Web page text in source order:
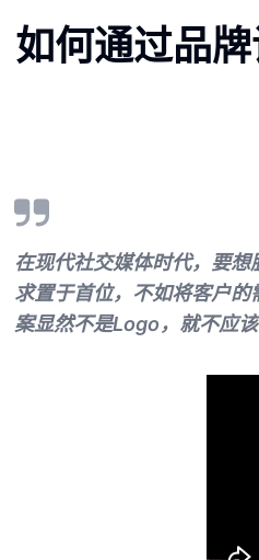
如何通过品
在现代社交媒体时代，要
求置于首位，不如将客户
案显然不是Logo，就不应